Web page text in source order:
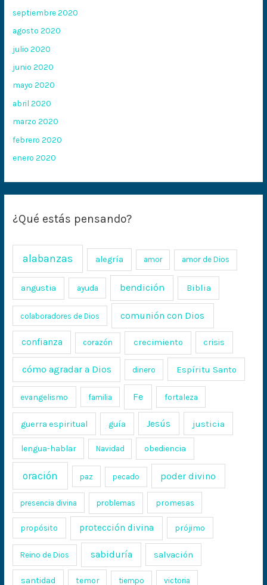
septiembre 2020
agosto 2020
julio 2020
junio 2020
mayo 2020
abril 2020
marzo 2020
febrero 2020
enero 2020
¿Qué estás pensando?
alabanzas alegría amor amor de Dios
angustia ayuda bendición Biblia
colaboradores de Dios comunión con Dios
confianza corazón crecimiento crisis
cómo agradar a Dios dinero Espíritu Santo
evangelismo familia Fe fortaleza
guerra espiritual guía Jesús justicia
lengua-hablar Navidad obediencia
oración paz pecado poder divino
presencia divina problemas promesas
propósito protección divina prójimo
Reino de Dios sabiduría salvación
santidad temor tiempo victoria